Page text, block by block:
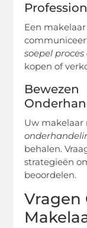
Een
soepel
kopen of
Bewezen
Uw
behalen.
strategieën
beoordelen.
Vragen